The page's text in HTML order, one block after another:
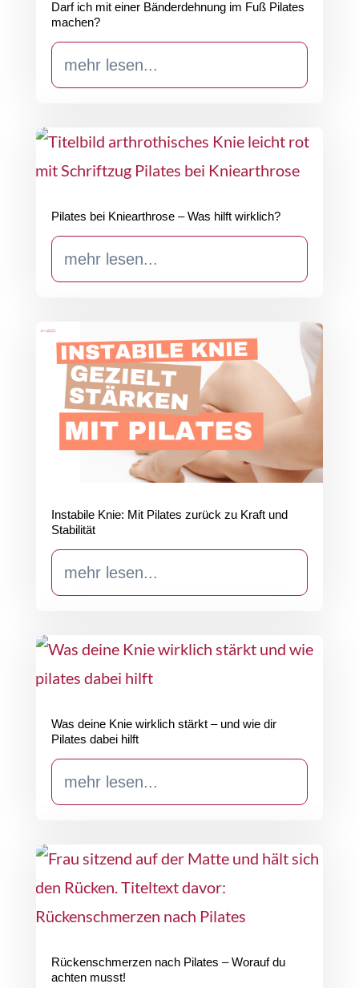
Darf ich mit einer Bänderdehnung im Fuß Pilates
machen?
mehr lesen...
Pilates bei Kniearthrose – Was hilft wirklich?
mehr lesen...
Instabile Knie: Mit Pilates zurück zu Kraft und
Stabilität
mehr lesen...
Was deine Knie wirklich stärkt – und wie dir
Pilates dabei hilft
mehr lesen...
Rückenschmerzen nach Pilates – Worauf du
achten musst!